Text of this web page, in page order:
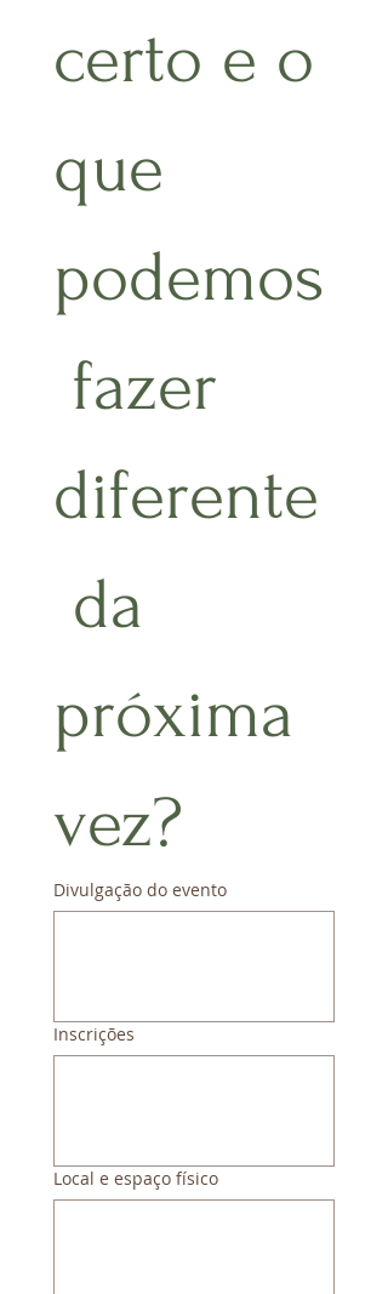
certo e o
que
podemos
fazer
diferente
da
próxima
vez?
Divulgação do evento
Inscrições
Local e espaço físico